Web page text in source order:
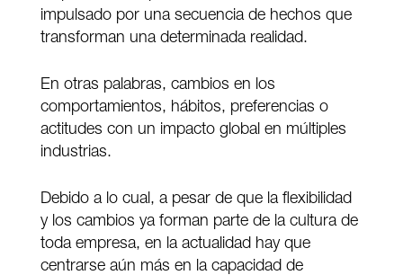
impulsado por una secuencia de hechos que
transforman una determinada realidad.
En otras palabras, cambios en los
comportamientos, hábitos, preferencias o
actitudes con un impacto global en múltiples
industrias.
Debido a lo cual, a pesar de que la flexibilidad
y los cambios ya forman parte de la cultura de
toda empresa, en la actualidad hay que
centrarse aún más en la capacidad de